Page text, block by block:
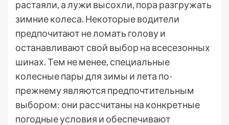
растаяли, а лужи высохли, пора разгружать
зимние колеса. Некоторые водители
предпочитают не ломать голову и
останавливают свой выбор на всесезонных
шинах. Тем не менее, специальные
колесные пары для зимы и лета по-
прежнему являются предпочтительным
выбором: они рассчитаны на конкретные
погодные условия и обеспечивают